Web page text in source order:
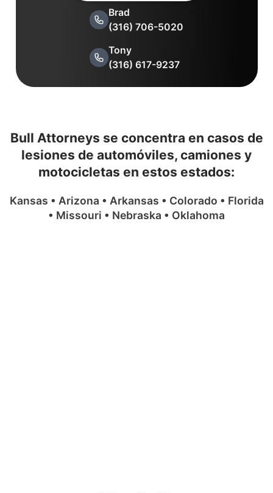
Brad
(316) 706-5020
Tony
(316) 617-9237
Bull Attorneys se concentra en casos de
lesiones de automóviles, camiones y
motocicletas en estos estados:
Kansas • Arizona • Arkansas • Colorado • Florida
• Missouri • Nebraska • Oklahoma